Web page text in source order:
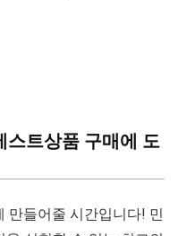
스트상품 구매에 도
만들어줄 시간입니다! 민